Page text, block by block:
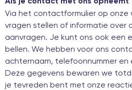
Via het contactformulier op onze
vragen stellen of informatie over
aanvragen. Je kunt ons ook een
bellen. We hebben voor ons
achternaam, telefoonnummer en
Deze gegevens bewaren we
je tevreden bent met onze